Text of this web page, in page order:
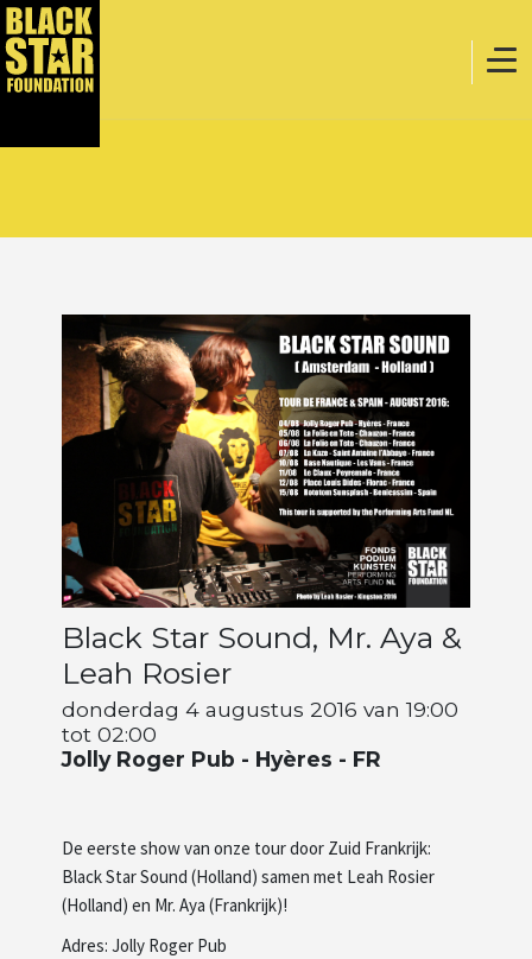
Webstore
Evenementen
Projecten
Artiesten
Wie zijn wij
Black Star Sound, Mr. Aya &
Leah Rosier
donderdag 4 augustus 2016 van 19:00
tot 02:00
Jolly Roger Pub - Hyères - FR
De eerste show van onze tour door Zuid Frankrijk:
Black Star Sound (Holland) samen met Leah Rosier
(Holland) en Mr. Aya (Frankrijk)!
Adres: Jolly Roger Pub